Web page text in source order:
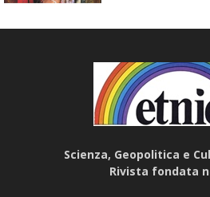
Scienza, Geopolitica e
Rivista fondata